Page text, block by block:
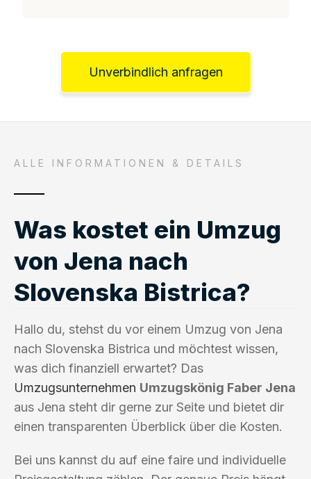
Unverbindlich anfragen
ALLE INFORMATIONEN & DETAILS
Was kostet ein Umzug
von Jena nach
Slovenska Bistrica?
Hallo du, stehst du vor einem Umzug von Jena
nach Slovenska Bistrica und möchtest wissen,
was dich finanziell erwartet? Das
Umzugsunternehmen Umzugskönig Faber Jena
aus Jena steht dir gerne zur Seite und bietet dir
einen transparenten Überblick über die Kosten.
Bei uns kannst du auf eine faire und individuelle